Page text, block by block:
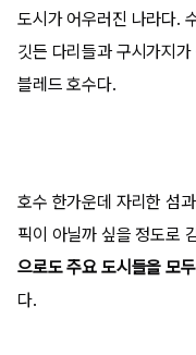
도시가 어우러진 나라다.
깃든 다리들과 구시가지
블레드 호수다.
호수 한가운데 자리한 섬
픽이 아닐까 싶을 정도로
으로도 주요 도시들을 모
다.